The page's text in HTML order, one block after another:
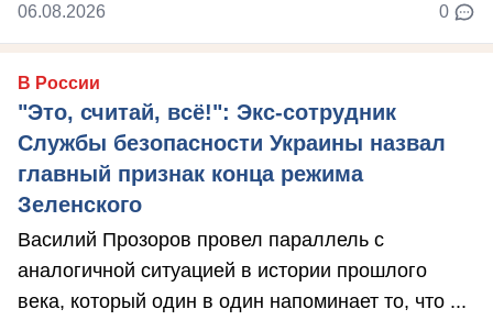
06.08.2026 0
В России
"Это, считай, всё!": Экс-сотрудник
Службы безопасности Украины назвал
главный признак конца режима
Зеленского
Василий Прозоров провел параллель с
аналогичной ситуацией в истории прошлого
века, который один в один напоминает то, что ...